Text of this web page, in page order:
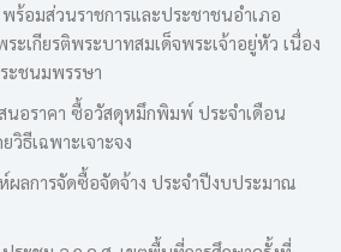
ร้อมส่วนราชการและประชาชนอำเภอ
ะเกียรติพระบาทสมเด็จพระเจ้าอยู่หัว เนื่อง
ะชนมพรรษา
นอราคา ซื้อวัสดุหมึกพิมพ์ ประจำเดือน
ธีเฉพาะเจาะจง
ห์ผลการจัดซื้อจัดจ้าง ประจำปีงบประมาณ